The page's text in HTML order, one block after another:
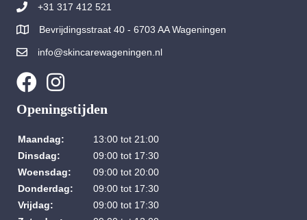
+31 317 412 521
Bevrijdingsstraat 40 - 6703 AA Wageningen
info@skincarewageningen.nl
Openingstijden
Maandag:
13:00 tot 21:00
Dinsdag:
09:00 tot 17:30
Woensdag:
09:00 tot 20:00
Donderdag:
09:00 tot 17:30
Vrijdag:
09:00 tot 17:30